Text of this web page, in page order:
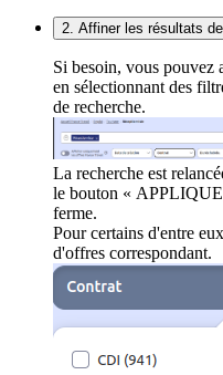
2. Affiner les résultats
Si besoin, vous pouvez
en sélectionnant des
de recherche.
La recherche est
le bouton «
ferme.
Pour certains d'entre
d'offres correspondant.